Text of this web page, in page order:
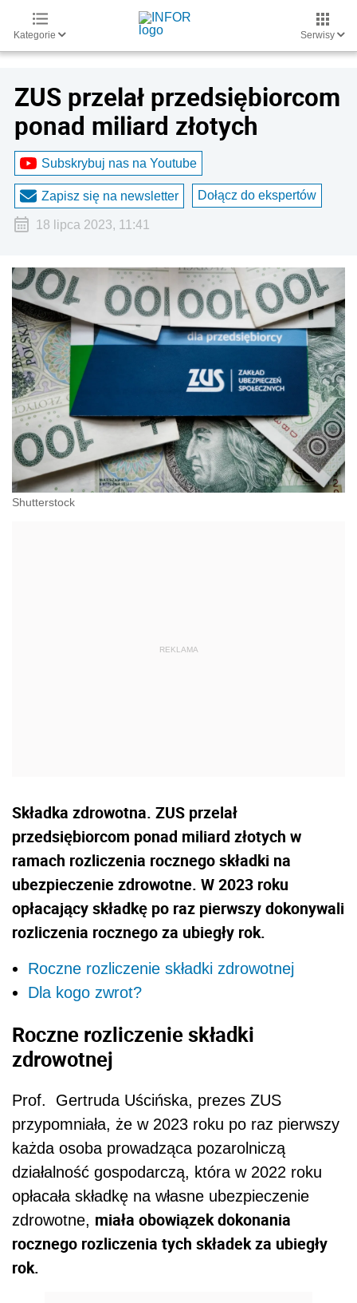
Kategorie Serwisy
ZUS przelał przedsiębiorcom
ponad miliard złotych
Subskrybuj nas na Youtube
Zapisz się na newsletter Dołącz do ekspertów
18 lipca 2023, 11:41
Shutterstock
Składka zdrowotna. ZUS przelał
przedsiębiorcom ponad miliard złotych w
ramach rozliczenia rocznego składki na
ubezpieczenie zdrowotne. W 2023 roku
opłacający składkę po raz pierwszy dokonywali
rozliczenia rocznego za ubiegły rok.
Roczne rozliczenie składki zdrowotnej
Dla kogo zwrot?
Roczne rozliczenie składki
zdrowotnej
Prof. Gertruda Uścińska, prezes ZUS
przypomniała, że w 2023 roku po raz pierwszy
każda osoba prowadząca pozarolniczą
działalność gospodarczą, która w 2022 roku
opłacała składkę na własne ubezpieczenie
zdrowotne, miała obowiązek dokonania
rocznego rozliczenia tych składek za ubiegły
rok.